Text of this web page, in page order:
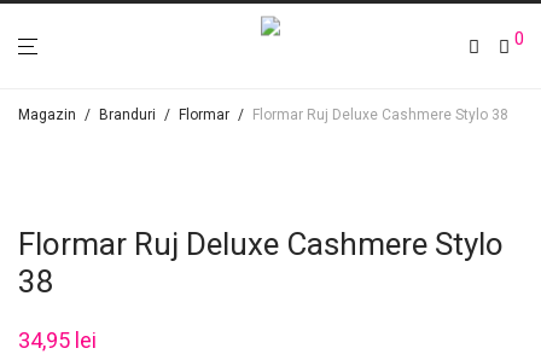
0
Magazin / Branduri / Flormar / Flormar Ruj Deluxe Cashmere Stylo 38
Flormar Ruj Deluxe Cashmere Stylo
38
34,95 lei